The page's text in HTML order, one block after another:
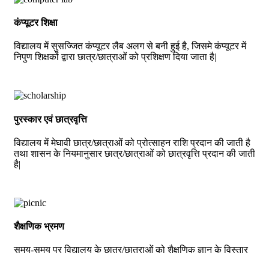
कंप्यूटर शिक्षा
विद्यालय में सुसज्जित कंप्यूटर लैब अलग से बनी हुई है, जिसमे कंप्यूटर में
निपुण शिक्षकों द्वारा छात्र/छात्राओं को प्रशिक्षण दिया जाता है|
पुरस्कार एवं छात्रवृत्ति
विद्यालय में मेघावी छात्र/छात्राओं को प्रोत्साहन राशि प्रदान की जाती है
तथा शासन के नियमानुसार छात्र/छात्राओं को छात्रवृत्ति प्रदान की जाती
है|
शैक्षणिक भ्रमण
समय-समय पर विद्यालय के छात्र/छात्राओं को शैक्षणिक ज्ञान के विस्तार